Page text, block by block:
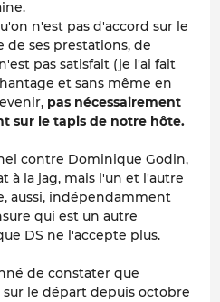
n'est pas d'accord sur le
ses prestations, de
pas satisfait (je l'ai fait
et sans même en
pas nécessairement
sur le tapis de notre hôte.
contre Dominique Godin,
à la jag, mais l'un et l'autre
aussi, indépendamment
qui est un autre
DS ne l'accepte plus.
de constater que
sur le départ depuis octobre